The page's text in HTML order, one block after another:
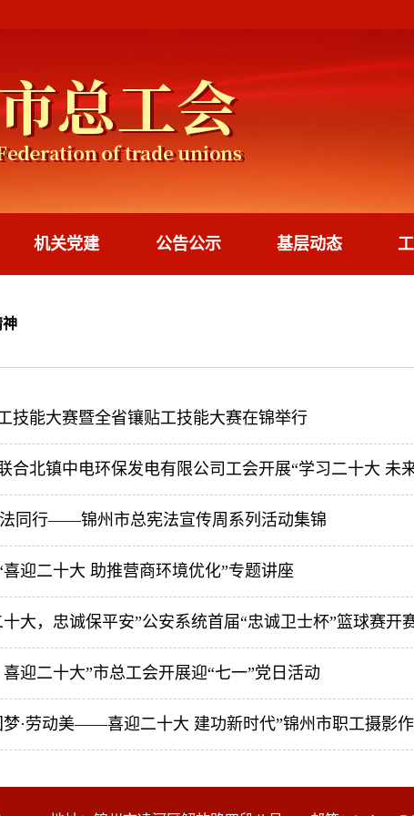
机关党建 公告公示 基层动态
神
技能大赛暨全省镶贴工技能大赛在锦举行
合北镇中电环保发电有限公司工会开展“学习二十大 未
同行——锦州市总宪法宣传周系列活动集锦
迎二十大 助推营商环境优化”专题讲座
大，忠诚保平安”公安系统首届“忠诚卫士杯”篮球赛开
迎二十大”市总工会开展迎“七一”党日活动
梦·劳动美——喜迎二十大 建功新时代”锦州市职工摄影